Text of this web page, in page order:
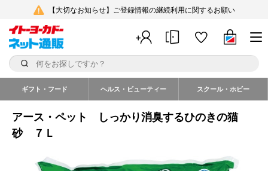
【大切なお知らせ】ご登録情報の継続利用に関するお願い
ギフト・フード ヘルス・ビューティー スクール・ホビー
アース・ペット しっかり消臭するひのきの猫
砂 ７Ｌ